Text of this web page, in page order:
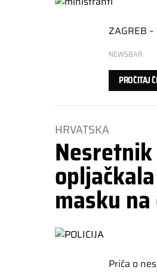
ZAGREB
NEWSBAR
PROČITAJ
HRVATSKA
masku
Priča o